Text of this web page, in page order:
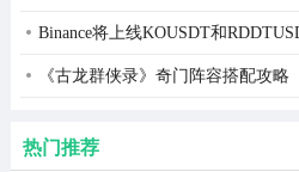
Binance将上线KOUSDT和
《古龙群侠录》奇门阵容搭配攻略
热门推荐